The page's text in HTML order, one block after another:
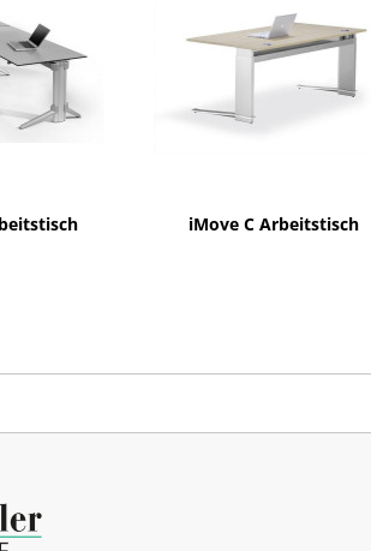
iMove C Arbeitstisch